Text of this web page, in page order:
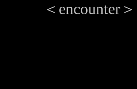
＜encounter＞